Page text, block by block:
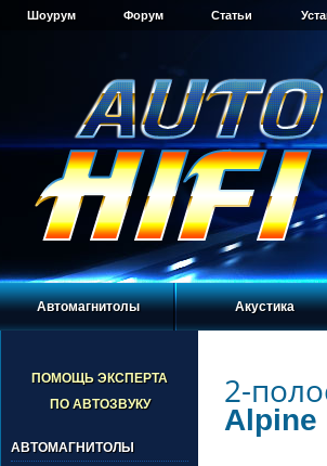
Шоурум Форум Статьи
Автомагнитолы Акустика
ПОМОЩЬ ЭКСПЕРТА
ПО АВТОЗВУКУ
АВТОМАГНИТОЛЫ
2-
Alpine